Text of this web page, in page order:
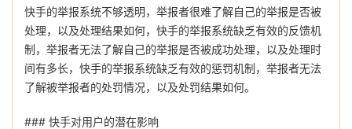
快手的举报系统不够透明，举报者很难了解自己的举报是否被
处理，以及处理结果如何，快手的举报系统缺乏有效的反馈机
制，举报者无法了解自己的举报是否被成功处理，以及处理时
间有多长，快手的举报系统缺乏有效的惩罚机制，举报者无法
了解被举报者的处罚情况，以及处罚结果如何。
### 快手对用户的潜在影响